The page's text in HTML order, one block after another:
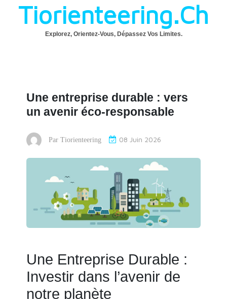
Tiorienteering.ch
Explorez, Orientez-Vous, Dépassez Vos Limites.
Une entreprise durable : vers
un avenir éco-responsable
Par Tiorienteering 08 Juin 2026
Une Entreprise Durable :
Investir dans l’avenir de
notre planète